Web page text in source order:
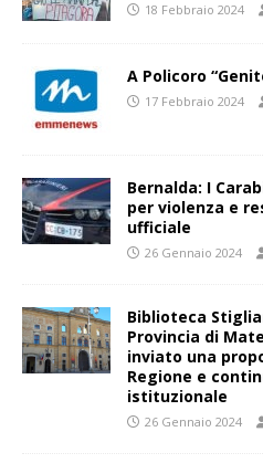
18 Febbraio 2024
A Policoro
17 Febbraio 2024
Bernalda: I
per violenza e
ufficiale
26 Gennaio 2024
Biblioteca
Provincia di
inviato una
Regione e
istituzionale
26 Gennaio 2024